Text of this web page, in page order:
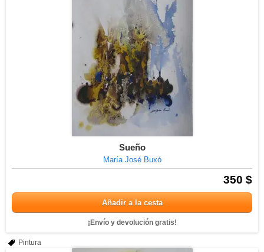
Sueño
María José Buxó
350 $
Añadir a la cesta
¡Envío y devolución gratis!
Pintura